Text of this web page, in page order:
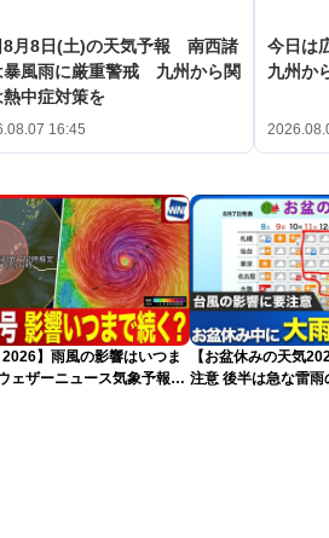
8月8日(土)の天気予報 南西諸
暴風雨に厳重警戒 九州から関
熱中症対策を
16:45
今日は
九州か
2026】雨風の影響はいつま
ェザーニュース気象予報士
【お盆休みの天気
注意 後半は急な雷雨